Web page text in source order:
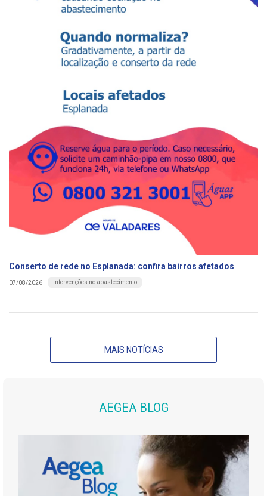
Conserto de rede no Esplanada: confira bairros afetados
07/08/2026 Intervenções no abastecimento
MAIS NOTÍCIAS
AEGEA BLOG